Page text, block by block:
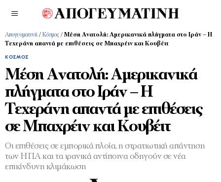
Απογευματινή / Κόσμος / Μέση Ανατολή: Αμερικανικά πλήγματα στο Ιράν – Η
Τεχεράνη απαντά με επιθέσεις σε Μπαχρέιν και Κουβέιτ
ΚΌΣΜΟΣ
Μέση Ανατολή: Αμερικανικά
πλήγματα στο Ιράν – Η
Τεχεράνη απαντά με επιθέσεις
σε Μπαχρέιν και Κουβέιτ
Οι επιθέσεις σε εμπορικά πλοία, η στρατιωτική απάντηση
των ΗΠΑ και τα ιρανικά αντίποινα οδηγούν σε νέα
επικίνδυνη κλιμάκωση